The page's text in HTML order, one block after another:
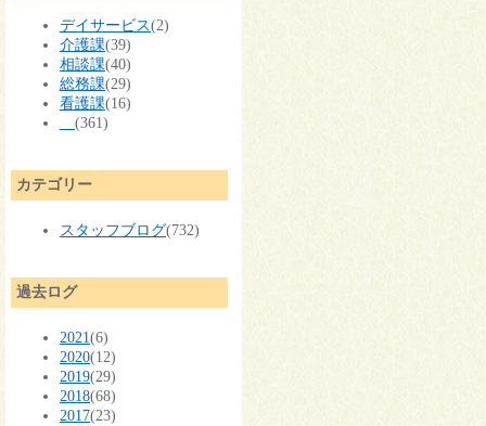
デイサービス(2)
介護課(39)
相談課(40)
総務課(29)
看護課(16)
(361)
カテゴリー
スタッフブログ(732)
過去ログ
2021(6)
2020(12)
2019(29)
2018(68)
2017(23)